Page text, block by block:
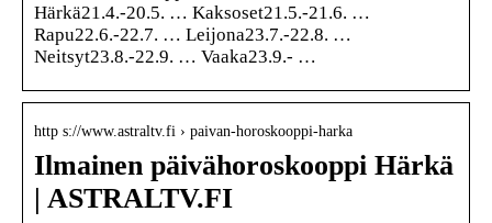
Härkä21.4.-20.5. … Kaksoset21.5.-21.6. …
Rapu22.6.-22.7. … Leijona23.7.-22.8. …
Neitsyt23.8.-22.9. … Vaaka23.9.- …
http s://www.astraltv.fi › paivan-horoskooppi-harka
Ilmainen päivähoroskooppi Härkä
| ASTRALTV.FI